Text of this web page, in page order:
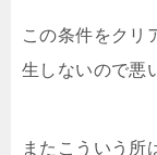
この条件をクリ
生しないので悪
またこういう所